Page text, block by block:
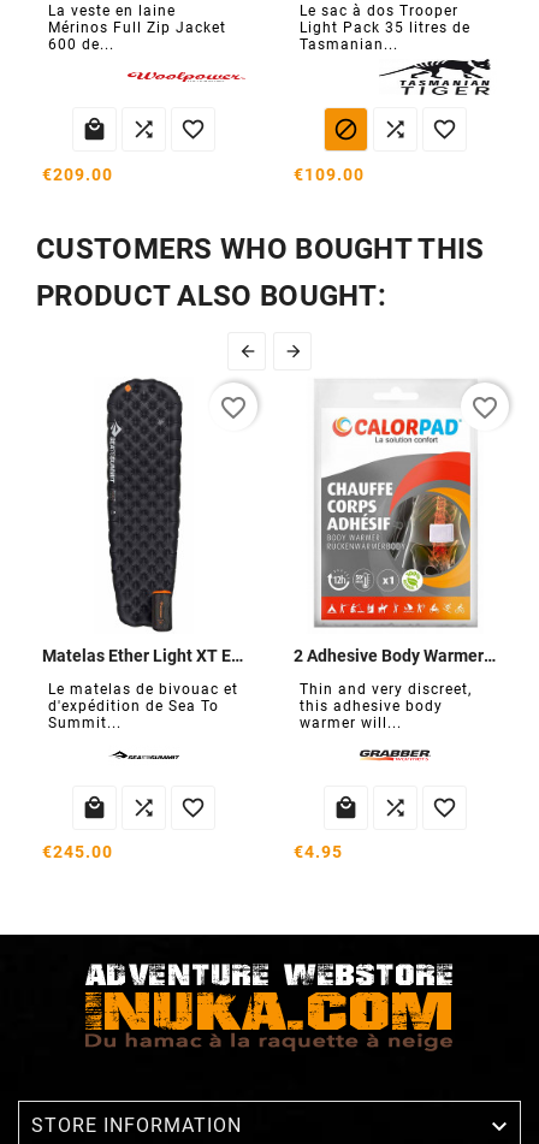
La veste en laine
Mérinos Full Zip Jacket
600 de...
  
€209.00
Le sac à dos Trooper
Light Pack 35 litres de
Tasmanian...
  
€109.00
CUSTOMERS WHO BOUGHT THIS
PRODUCT ALSO BOUGHT:
 
Matelas Ether Light XT Extrême
Le matelas de bivouac et
d'expédition de Sea To
Summit...
  
€245.00
favorite_border
2 Adhesive Body Warmers 12H
Thin and very discreet,
this adhesive body
warmer will...
  
€4.95
favorite_border
STORE INFORMATION 